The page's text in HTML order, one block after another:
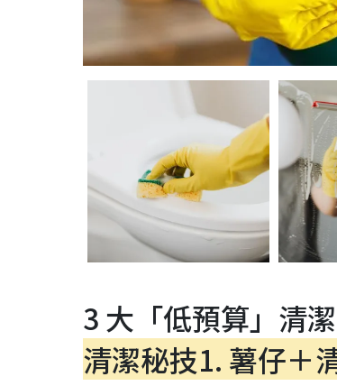
3 大「低預算」清
清潔秘技1. 薯仔＋